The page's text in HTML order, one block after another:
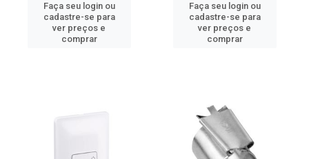
Faça seu login ou
cadastre-se para
ver preços e
comprar
Faça seu login ou
cadastre-se para
ver preços e
comprar